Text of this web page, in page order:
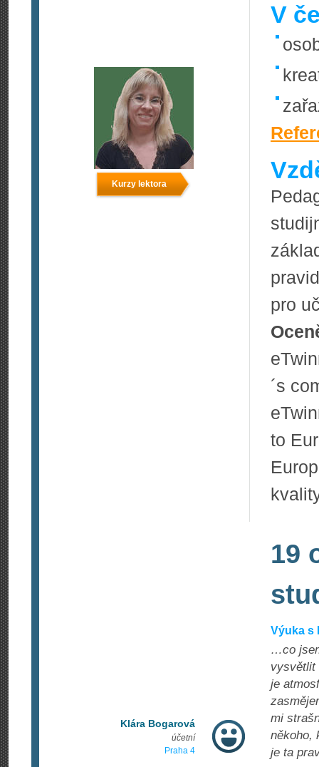
Kurzy lektora
V
pro
´s
to
19
Klára Bogarová
účetní
Praha 4
Výuka s
…co
vysvětlit
je
mi
někoho,
je ta